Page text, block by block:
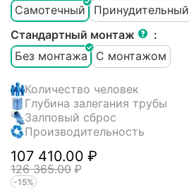
Самотечный
Принудительный
Стандартный монтаж
:
Без монтажа
С монтажом
Количество человек
Глубина залегания трубы
Залповый сброс
Производительность
107 410.00 ₽
126 365.00 ₽
-15%